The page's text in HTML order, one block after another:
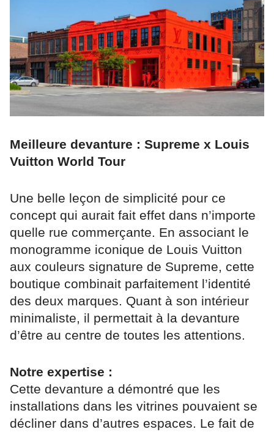
Meilleure devanture : Supreme x Louis
Vuitton World Tour
Une belle leçon de simplicité pour ce
concept qui aurait fait effet dans n’importe
quelle rue commerçante. En associant le
monogramme iconique de Louis Vuitton
aux couleurs signature de Supreme, cette
boutique combinait parfaitement l’identité
des deux marques. Quant à son intérieur
minimaliste, il permettait à la devanture
d’être au centre de toutes les attentions.
Notre expertise :
Cette devanture a démontré que les
installations dans les vitrines pouvaient se
décliner dans d’autres espaces. Le fait de